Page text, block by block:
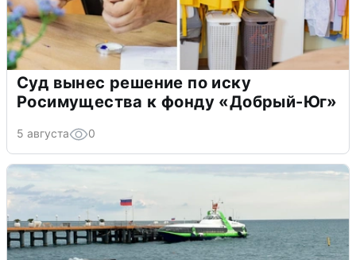
Суд вынес решение по иску
Росимущества к фонду «Добрый-Юг»
5 августа 0